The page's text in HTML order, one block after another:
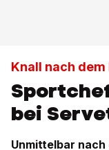
Knall nach
bei
Unmittelbar nach